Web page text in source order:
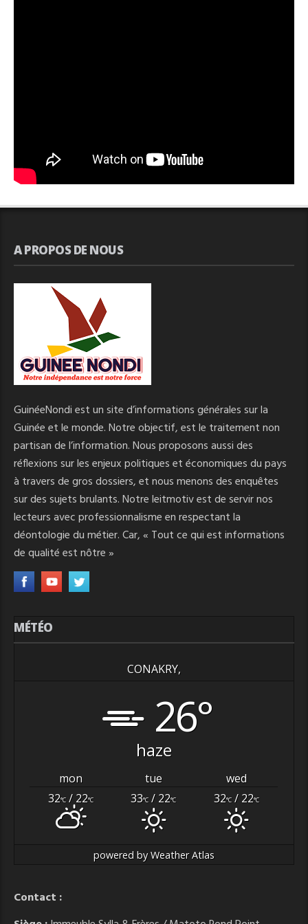
A PROPOS DE NOUS
GuinéeNondi est un site d’informations générales sur la
Guinée et le monde. Notre objectif, est le traitement non
partisan de l’information. Nous proposons aussi des
réflexions sur les enjeux politiques et économiques du pays
à travers de gros dossiers, et nous menons des enquêtes
sur des sujets brulants. Notre leitmotiv est de servir nos
lecteurs avec professionnalisme en respectant la
déontologie du métier. Car, « Tout ce qui est informations
de qualité est nôtre »
MÉTÉO
CONAKRY,
26°
haze
mon tue
wed
32°C / 22°C 33°C / 22°C 32°C/ 22°C
powered byWeather Atlas
Contact :